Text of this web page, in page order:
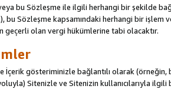
bu Sözleşme ile ilgili herhangi bir şekilde
bu Sözleşme kapsamındaki herhangi bir işlem
geçerli olan vergi hükümlerine tabi olacaktır.
İçerik gösteriminizle bağlantılı olarak
Sitenizle ve Sitenizin kullanıcılarıyla